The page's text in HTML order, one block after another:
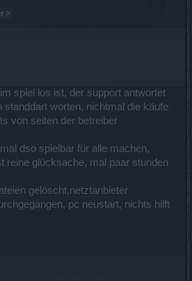
>
spiel los ist, der support antwortet
standdart worten, nichtmal die käufe
von seiten der betreiber
dso spielbar für alle machen,
reine glücksache, mal paar stunden
gelöscht,netztanbieter
pc neustart, nichts hilft